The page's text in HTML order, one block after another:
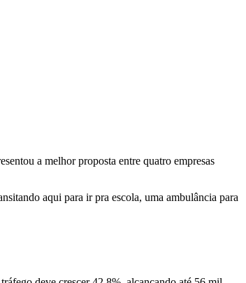
a melhor proposta entre quatro empresas
aqui para ir pra escola, uma ambulância para